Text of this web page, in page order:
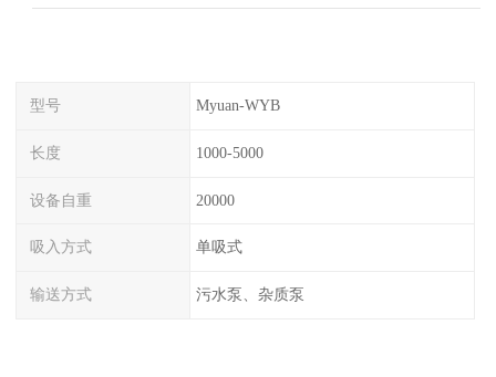
型号 Myuan-WYB
长度 1000-5000
设备自重 20000
吸入方式 单吸式
输送方式 污水泵、杂质泵